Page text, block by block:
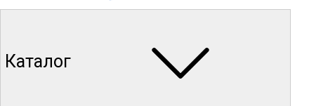
Каталог